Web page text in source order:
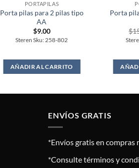
PORTAPILAS
Porta pilas para 2 pilas tipo
AA
$9.00
Steren Sku: 258-802
AÑADIR AL CARRITO
Porta
$
ENVÍOS GRATIS
*Envíos gratis en compras
*Consulte términos y